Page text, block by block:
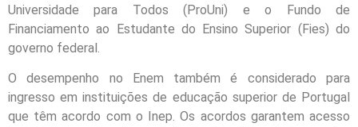
Universidade para Todos (ProUni) e o Fundo de
Financiamento ao Estudante do Ensino Superior (Fies) do
governo federal.
O desempenho no Enem também é considerado para
ingresso em instituições de educação superior de Portugal
que têm acordo com o Inep. Os acordos garantem acesso